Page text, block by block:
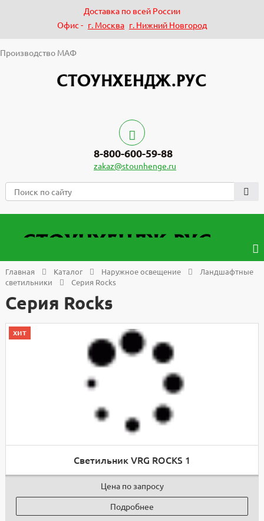
Доставка по всей России
Офис - г. Москва г. Нижний Новгород
Производство МАФ
8-800-600-59-88
zakaz@stounhenge.ru
Главная Каталог Наружное освещение
Ландшафтные
светильники
Серия Rocks
Серия Rocks
хит
Светильник VRG ROCKS 1
Цена по запросу
Подробнее